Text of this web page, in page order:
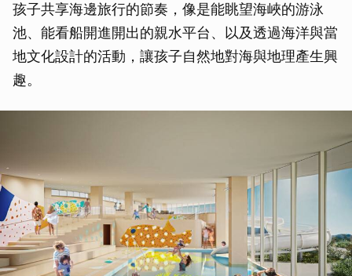
孩子共享海邊旅行的節奏，像是能眺望海峽的游泳
池、能看船開進開出的親水平台、以及透過海洋與當
地文化設計的活動，讓孩子自然地對海與地理產生興
趣。